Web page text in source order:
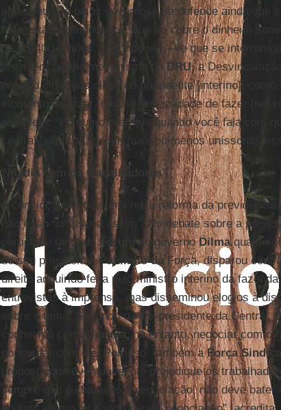
apresentados pelos governos, ele defende ainda que
hoje estão abandonados, que se cobre o dinheiro
de R$ 400 bilhões, segundo ele — e que se
previdência pelo mecanismo da DRU,a
preciso olhar nos olhos do presidente [interino],
momento de fazer, não há necessidade de fazer
completa: “Eu quero crer que quando você fala com
central [sindical], sejam mais ou menos uníssonas
“Média com os trabalhadores”
A convicção de que uma nova reforma da
não é tão “uníssona assim”. No debate sobre a
participou tanto doFórum do governoDilmaquanto
do seu presidente,Paulinho daForça, disparou
direito adquirido feita pelo ministro interino da fazenda
entrevistas à imprensa, mas disseminou elogios à
sobre o tema. Segundo o vice-presidente da Central,
conhecido como
Juruna, no entanto, negociar com o
concordar com ele. Por isso, também aForça Sindical
proposta que eventualmente prejudique os
sempre que é chamado à negociação, não deve